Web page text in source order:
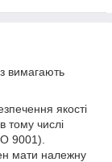
вимагають
якості
тому числі
9001).
мати належну